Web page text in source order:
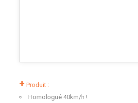
+ Produit :
Homologué 40km/h !